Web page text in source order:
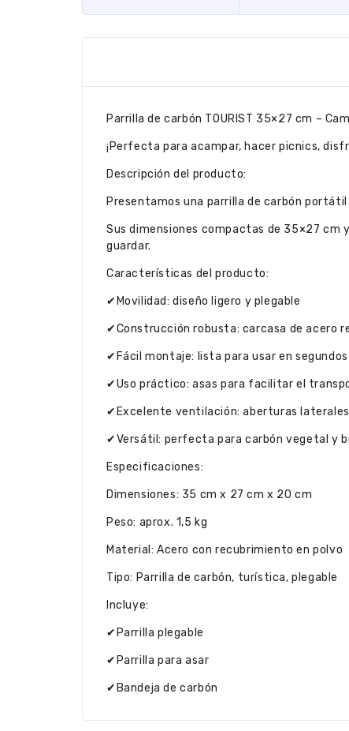
Parrilla de carbón TOURIST 35×27 cm –
¡Perfecta para acampar, hacer picnics,
Descripción del producto:
Presentamos una parrilla de carbón
Sus dimensiones compactas de 35×27
guardar.
Características del producto:
✔Movilidad: diseño ligero y plegable
✔Construcción robusta: carcasa de acero
✔Fácil montaje: lista para usar en segundos
✔Uso práctico: asas para facilitar el
✔Excelente ventilación: aberturas
✔Versátil: perfecta para carbón vegetal y
Especificaciones:
Dimensiones: 35 cm x 27 cm x 20 cm
Peso: aprox. 1,5 kg
Material: Acero con recubrimiento en polvo
Tipo: Parrilla de carbón, turística, plegable
Incluye:
✔Parrilla plegable
✔Parrilla para asar
✔Bandeja de carbón